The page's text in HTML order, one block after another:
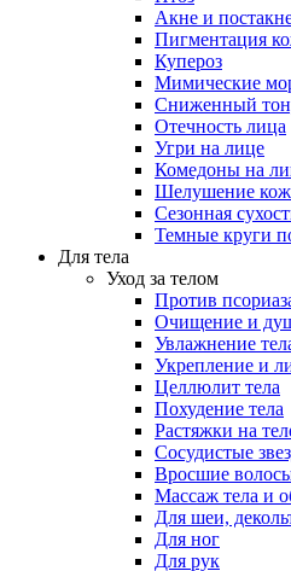
Акне и
Пигментация
Купероз
Мимические
Сниженный
Отечность лица
Угри на лице
Комедоны на
Шелушение
Сезонная
Темные круги
Для тела
Уход за телом
Против
Очищение и
Увлажнение
Укрепление и
Целлюлит тела
Похудение тела
Растяжки на
Сосудистые
Вросшие
Массаж тела и
Для шеи,
Для ног
Для рук